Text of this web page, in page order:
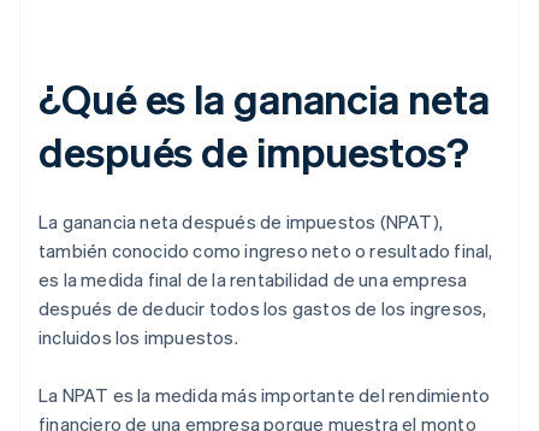
¿Qué es la ganancia neta
después de impuestos?
La ganancia neta después de impuestos (NPAT),
también conocido como ingreso neto o resultado final,
es la medida final de la rentabilidad de una empresa
después de deducir todos los gastos de los ingresos,
incluidos los impuestos.
La NPAT es la medida más importante del rendimiento
financiero de una empresa porque muestra el monto